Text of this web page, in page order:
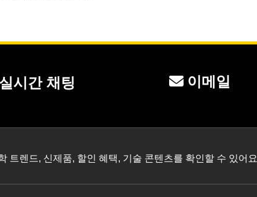
실시간 채팅 이메일
트렌드, 신제품, 할인 혜택, 기술 콘텐츠를 확인할 수 있어요